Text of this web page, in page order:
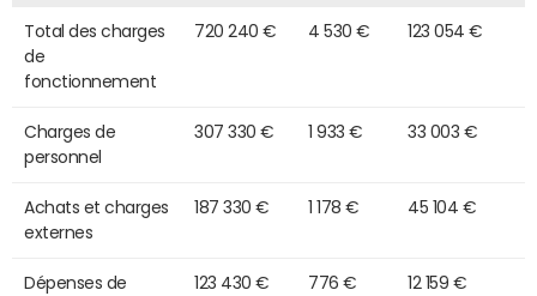
Total des charges
de
fonctionnement
720 240 € 4 530 € 123 054 €
Charges de
personnel
307 330 € 1 933 € 33 003 €
Achats et charges
externes
187 330 € 1 178 € 45 104 €
Dépenses de 123 430 € 776 € 12 159 €